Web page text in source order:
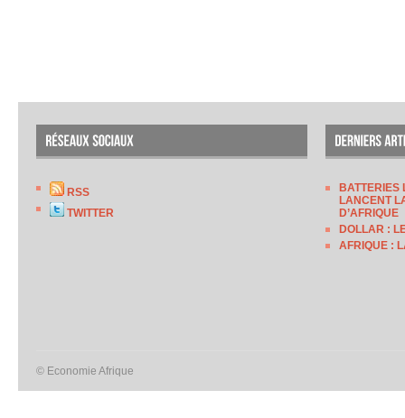
RSS
TWITTER
BATTERIES
LANCENT
D’AFRIQUE
DOLLAR :
AFRIQUE :
© Economie Afrique